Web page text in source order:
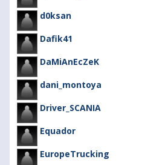
d0ksan
Dafik41
DaMiAnEcZeK
dani_montoya
Driver_SCANIA
Equador
EuropeTrucking